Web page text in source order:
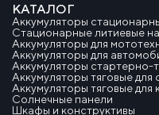
КАТАЛОГ
Аккумуляторы
Стационарные литиевые
Аккумуляторы для
Аккумуляторы для
Аккумуляторы стартерно-
Аккумуляторы тяговые для
Аккумуляторы тяговые для
Солнечные панели
Шкафы и конструктивы